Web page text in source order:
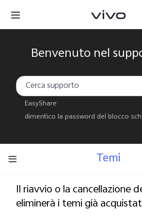
Benvenuto nel
EasyShare
dimentico la password del blocco
Temi
Il riavvio o la cancellazione
eliminerà i temi già